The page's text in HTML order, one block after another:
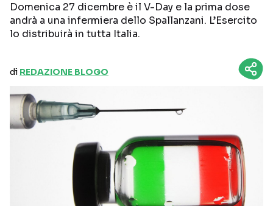
Domenica 27 dicembre è il V-Day e la prima dose
andrà a una infermiera dello Spallanzani. L’Esercito
lo distribuirà in tutta Italia.
di REDAZIONE BLOGO